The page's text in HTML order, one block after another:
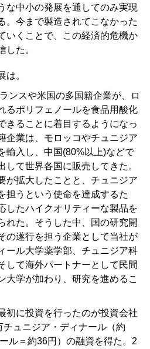
な中小の発展を通してのみ実現
。今まで製造されてこなかった
いくことで、この経済的危機か
した。
は。
ンスや米国の多国籍企業が、ロ
るポリフェノールを食品用酸化
きることに着目するようになっ
企業は、モロッコやチュニジア
輸入し、中国(80%以上)などで
して世界各国に販売してきた。
が拡大したことと、チュニジア
担うという使命を達成するた
したハイクオリティーな製品を
れた。そうした中、国の研究開
の遂行を担う企業として当社が
ール大学薬学部、チュニジア科
して海外パートナーとして民間
大学が加わり、研究を進めるこ
初に投資を行ったのが投資会社
ュニジア・ディナール（約
ル＝約36円）の融資を得た。2